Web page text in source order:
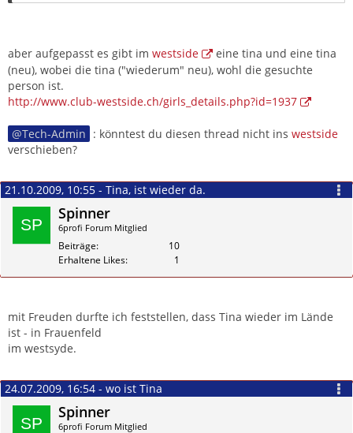
aber aufgepasst es gibt im westside
eine tina und eine tina
(neu), wobei die tina ("wiederum" neu), wohl die gesuchte
person ist.
http://www.club-westside.ch/girls_details.php?id=1937
Tech-Admin : könntest du diesen thread nicht ins westside
verschieben?
21.10.2009, 10:55 - Tina, ist wieder da.
Spinner
6profi Forum Mitglied
Beiträge
10
Erhaltene Likes
1
mit Freuden durfte ich feststellen, dass Tina wieder im Lände
ist - in Frauenfeld
im westsyde.
Zitieren
24.07.2009, 16:54 - wo ist Tina
Spinner
6profi Forum Mitglied